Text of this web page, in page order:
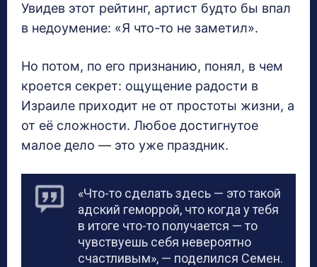
Увидев этот рейтинг, артист будто бы впал
в недоумение: «Я что-то не заметил».
Но потом, по его признанию, понял, в чем
кроется секрет: ощущение радости в
Израиле приходит не от простоты жизни, а
от её сложности. Любое достигнутое
малое дело — это уже праздник.
«Что-то сделать здесь — это такой
адский геморрой, что когда у тебя
в итоге что-то получается — то
чувствуешь себя невероятно
счастливым», — поделился Семен.